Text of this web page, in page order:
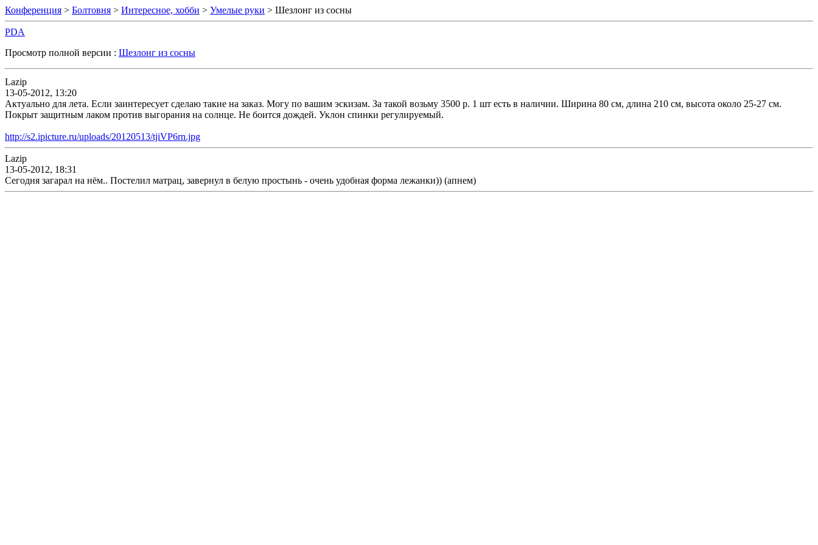
Конференция > Болтовня > Интересное, хобби > Умелые руки > Шезлонг из сосны
PDA
Просмотр полной версии : Шезлонг из сосны
Lazip
13-05-2012, 13:20
Актуально для лета. Если заинтересует сделаю такие на заказ. Могу по вашим эскизам. За такой возьму 3500 р. 1 шт есть в наличии. Ширина 80 см, длина 210 см, высота около 25-27 см.
Покрыт защитным лаком против выгорания на солнце. Не боится дождей. Уклон спинки регулируемый.
http://s2.ipicture.ru/uploads/20120513/tjiVP6rn.jpg
Lazip
13-05-2012, 18:31
Сегодня загарал на нём.. Постелил матрац, завернул в белую простынь - очень удобная форма лежанки)) (апнем)